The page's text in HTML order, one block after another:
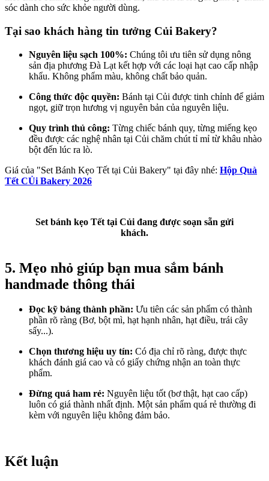
sóc dành cho sức khỏe người dùng.
Tại sao khách hàng tin tưởng Củi Bakery?
Nguyên liệu sạch 100%: Chúng tôi ưu tiên sử dụng nông
sản địa phương Đà Lạt kết hợp với các loại hạt cao cấp nhập
khẩu. Không phẩm màu, không chất bảo quản.
Công thức độc quyền: Bánh tại Củi được tinh chỉnh để giảm
ngọt, giữ trọn hương vị nguyên bản của nguyên liệu.
Quy trình thủ công: Từng chiếc bánh quy, từng miếng kẹo
đều được các nghệ nhân tại Củi chăm chút tỉ mỉ từ khâu nhào
bột đến lúc ra lò.
Giá của "Set Bánh Kẹo Tết tại Củi Bakery" tại đây nhé: Hộp Quà
Tết CỦi Bakery 2026
Set bánh kẹo Tết tại Củi đang được soạn sẵn gửi
khách.
5. Mẹo nhỏ giúp bạn mua sắm bánh
handmade thông thái
Đọc kỹ bảng thành phần: Ưu tiên các sản phẩm có thành
phần rõ ràng (Bơ, bột mì, hạt hạnh nhân, hạt điều, trái cây
sấy...).
Chọn thương hiệu uy tín: Có địa chỉ rõ ràng, được thực
khách đánh giá cao và có giấy chứng nhận an toàn thực
phẩm.
Đừng quá ham rẻ: Nguyên liệu tốt (bơ thật, hạt cao cấp)
luôn có giá thành nhất định. Một sản phẩm quá rẻ thường đi
kèm với nguyên liệu không đảm bảo.
Kết luận